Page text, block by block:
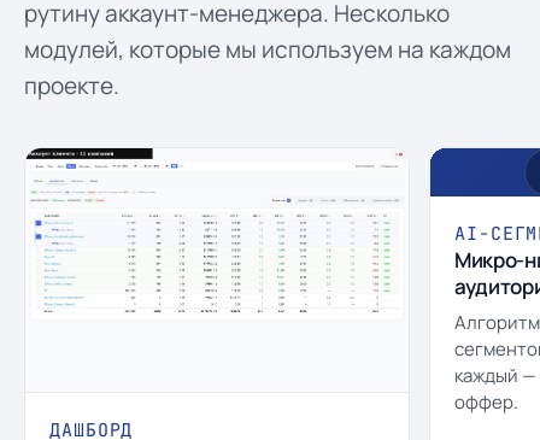
рутину аккаунт-менеджера. Несколько
модулей, которые мы используем на каждом
проекте.
ДАШБОРД
AI-
Микро-
каждый —
оффер.